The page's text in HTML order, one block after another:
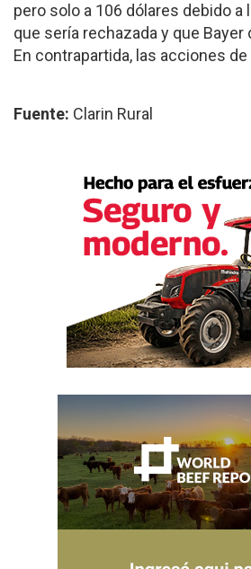
pero solo a 106 dólares debido a
que sería rechazada y que Bayer
En contrapartida, las acciones
Fuente: Clarin Rural